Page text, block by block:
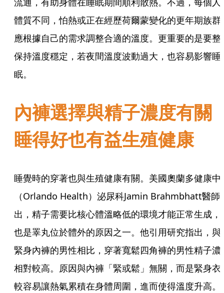
體質不同，怕熱或正在經歷荷爾蒙變化的更年期族群
應根據自己的需求調整合適的溫度。更重要的是要整
保持溫度穩定，若夜間溫度波動過大，也容易影響睡
眠。
內褲選擇與精子濃度有
睡得好也有益生殖健康
睡覺時的穿著也與生殖健康有關。美國奧蘭多健康中
（Orlando Health）泌尿科Jamin Brahmbhatt醫師
出，精子需要比核心體溫略低的環境才能正常生成，
也是睪丸位於體外的原因之一。他引用研究指出，與
緊身內褲的男性相比，穿著寬鬆四角褲的男性精子濃
相對較高。原因與內褲「緊或鬆」無關，而是緊身衣
較容易讓熱氣累積在身體周圍，進而使得溫度升高。